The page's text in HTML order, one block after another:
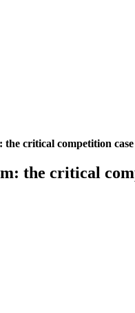
critical competition case
the critical